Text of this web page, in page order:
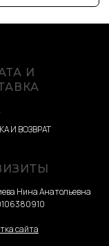
И
И ВОЗВРАТ
Нина Анатольевна
сайта